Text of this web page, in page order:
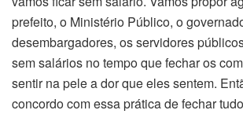
prefeito, o Ministério Público, o
desembargadores, os servidores
sem salários no tempo que fechar os
sentir na pele a dor que eles sentem.
concordo com essa prática de fechar